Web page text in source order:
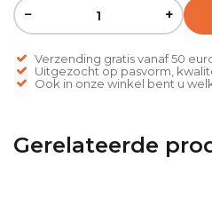
− +
Verzending gratis vanaf 50
Uitgezocht op pasvorm,
Ook in onze winkel bent u
Gerelateerde